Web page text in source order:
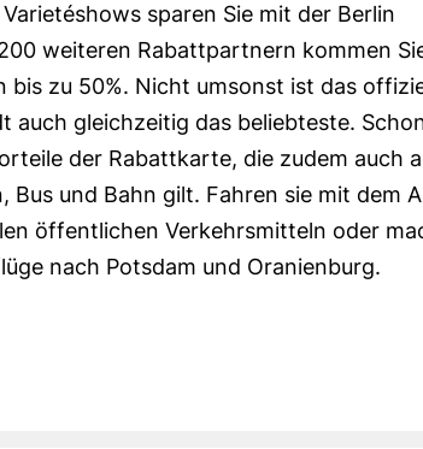
sparen Sie mit der Berlin
weiteren Rabattpartnern kommen
bis zu 50%. Nicht umsonst ist das
gleichzeitig das beliebteste.
der Rabattkarte, die zudem auch
Bus und Bahn gilt. Fahren sie mit dem
öffentlichen Verkehrsmitteln oder
nach Potsdam und Oranienburg.